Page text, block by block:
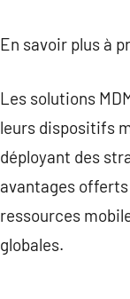
En savoir plus à
Les solutions
leurs dispositifs
déployant des
avantages
ressources
globales.